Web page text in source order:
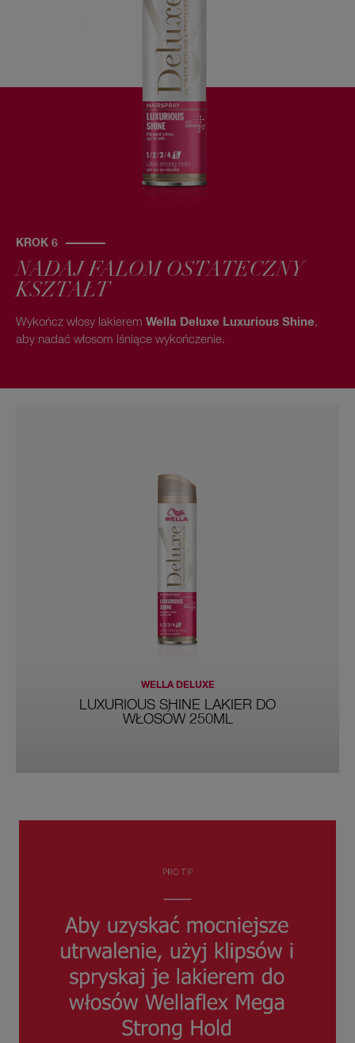
KROK 6
NADAJ FALOM OSTATECZNY
KSZTAŁT
Wykończ włosy lakierem Wella Deluxe Luxurious Shine,
aby nadać włosom lśniące wykończenie.
WELLA DELUXE
LUXURIOUS SHINE LAKIER DO
WŁOSÓW 250ML